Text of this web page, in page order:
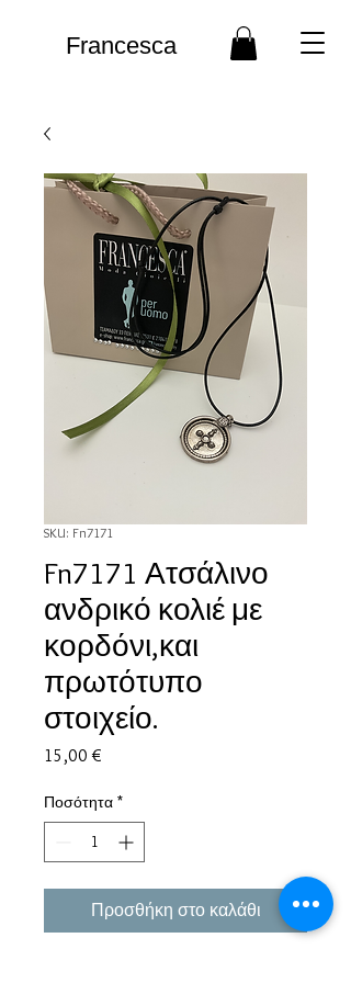
Francesca
SKU: Fn7171
Fn7171 Ατσάλινο
ανδρικό κολιέ με
κορδόνι,και
πρωτότυπο
στοιχείο.
15,00 €
Ποσότητα *
Προσθήκη στο καλάθι